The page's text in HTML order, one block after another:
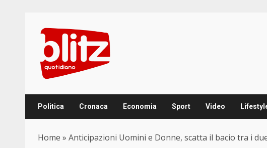
content
Politica Cronaca Economia Sport Video
Home » Anticipazioni Uomini e Donne, scatta il bacio tra i